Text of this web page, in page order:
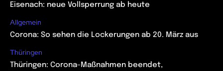
Eisenach: neue Vollsperrung ab heute
Allgemein
Corona: So sehen die Lockerungen ab 20. März aus
Thüringen
Thüringen: Corona-Maßnahmen beendet,